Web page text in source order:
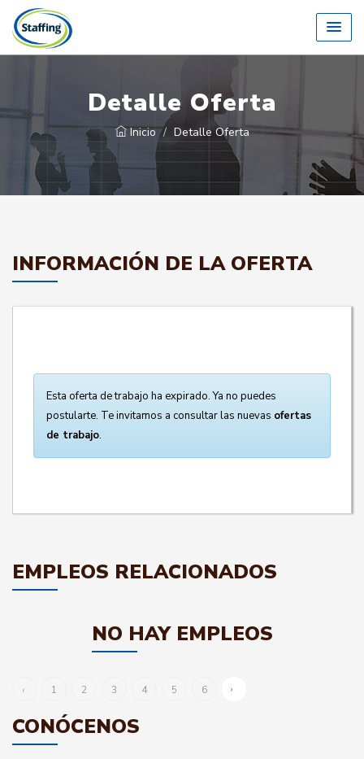
Detalle Oferta
Inicio Detalle Oferta
INFORMACIÓN DE LA OFERTA
Esta oferta de trabajo ha expirado. Ya no puedes
postularte. Te invitamos a consultar las nuevas ofertas
de trabajo.
EMPLEOS RELACIONADOS
NO HAY EMPLEOS
‹ 1 2 3 4 5 6 ›
CONÓCENOS